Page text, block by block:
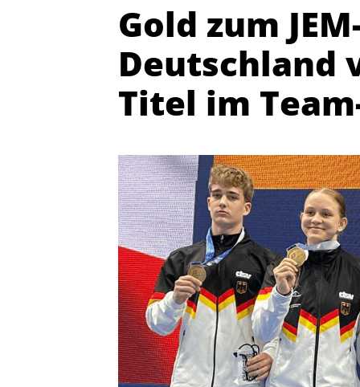
Gold zum
Deutschland
Titel im
Quicklinks
Vereinsfinder
Lizenzwesen